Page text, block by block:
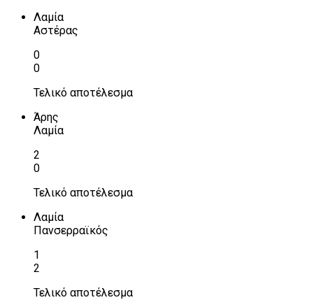
Λαμία
Αστέρας
0
0
Τελικό αποτέλεσμα
Άρης
Λαμία
2
0
Τελικό αποτέλεσμα
Λαμία
Πανσερραϊκός
1
2
Τελικό αποτέλεσμα